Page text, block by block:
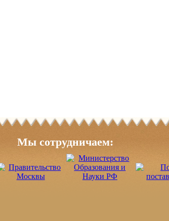
Мы сотрудничаем: